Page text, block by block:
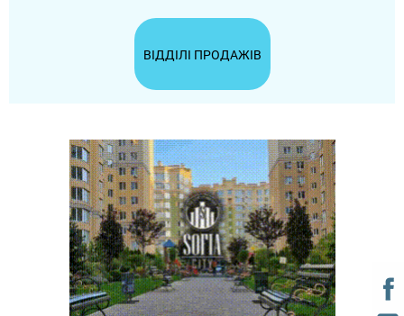
ВІДДІЛІ ПРОДАЖІВ